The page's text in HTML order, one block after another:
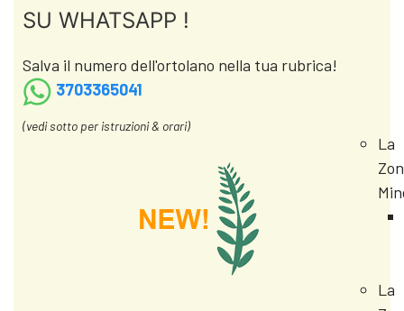
La
La
SU WHATSAPP !
Salva il numero dell'ortolano nella tua rubrica!
3703365041
(vedi sotto per istruzioni & orari)